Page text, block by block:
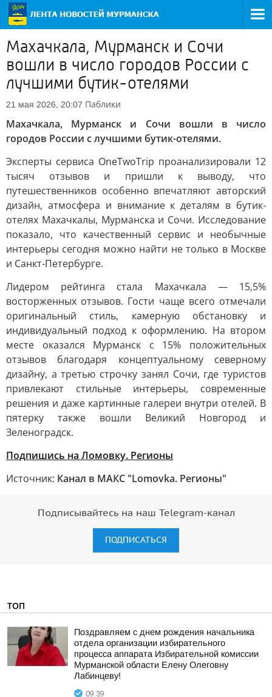
Махачкала, Мурманск и Сочи
вошли в число городов России с
лучшими бутик-отелями
21 мая 2026, 20:07 Паблики
Махачкала, Мурманск и Сочи вошли в число
городов России с лучшими бутик-отелями.
Эксперты сервиса OneTwoTrip проанализировали 12
тысяч отзывов и пришли к выводу, что
путешественников особенно впечатляют авторский
дизайн, атмосфера и внимание к деталям в бутик-
отелях Махачкалы, Мурманска и Сочи. Исследование
показало, что качественный сервис и необычные
интерьеры сегодня можно найти не только в Москве
и Санкт-Петербурге.
Лидером рейтинга стала Махачкала — 15,5%
восторженных отзывов. Гости чаще всего отмечали
оригинальный стиль, камерную обстановку и
индивидуальный подход к оформлению. На втором
месте оказался Мурманск с 15% положительных
отзывов благодаря концептуальному северному
дизайну, а третью строчку занял Сочи, где туристов
привлекают стильные интерьеры, современные
решения и даже картинные галереи внутри отелей. В
пятерку также вошли Великий Новгород и
Зеленоградск.
Подпишись на Ломовку. Регионы
Источник: Канал в МАКС "Lomovka. Регионы"
Подписывайтесь на наш Telegram-канал
ПОДПИСАТЬСЯ
ТОП
Поздравляем с днем рождения начальника
отдела организации избирательного
процесса аппарата Избирательной комиссии
Мурманской области Елену Олеговну
Лабинцеву!
09:39